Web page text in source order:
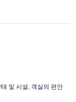
및 시설, 객실의 편안